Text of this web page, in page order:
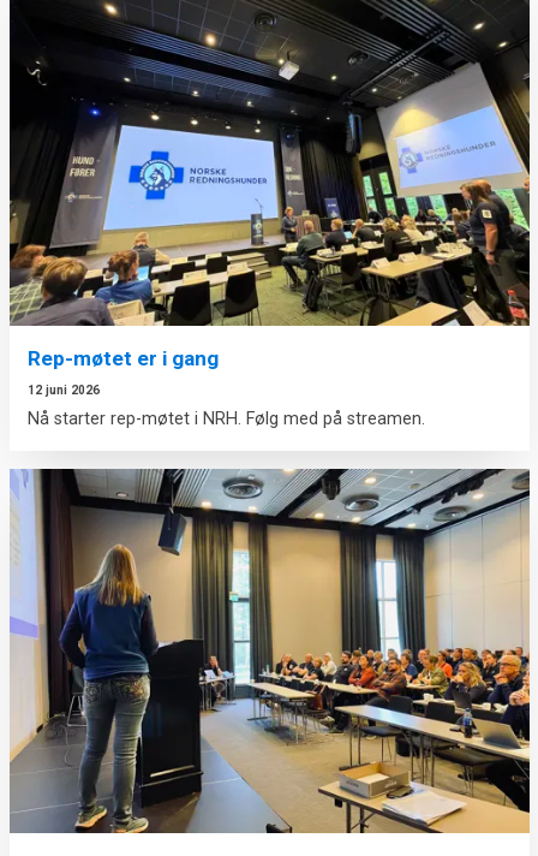
Rep-møtet er i gang
12 juni 2026
Nå starter rep-møtet i NRH. Følg med på streamen.